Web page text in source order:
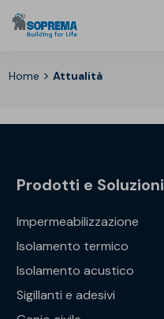
Home >Attualità
Prodotti e Soluzioni
Impermeabilizzazione
Isolamento termico
Isolamento acustico
Sigillanti e adesivi